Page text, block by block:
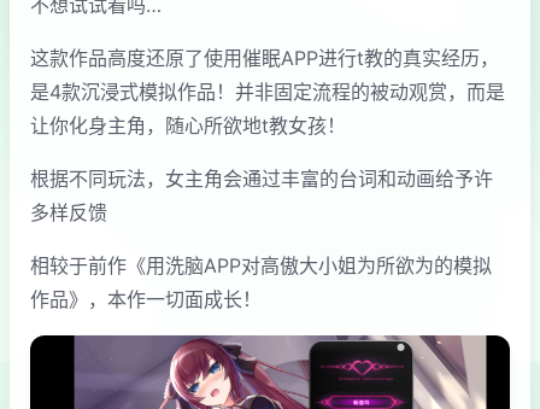
不想试试看吗…
这款作品高度还原了使用催眠APP进行t教的真实经历，
是4款沉浸式模拟作品！并非固定流程的被动观赏，而是
让你化身主角，随心所欲地t教女孩！
根据不同玩法，女主角会通过丰富的台词和动画给予许
多样反馈
相较于前作《用洗脑APP对高傲大小姐为所欲为的模拟
作品》，本作一切面成长！